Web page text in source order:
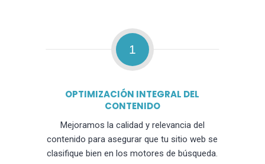
1
OPTIMIZACIÓN INTEGRAL DEL
CONTENIDO
Mejoramos la calidad y relevancia del
contenido para asegurar que tu sitio web se
clasifique bien en los motores de búsqueda.